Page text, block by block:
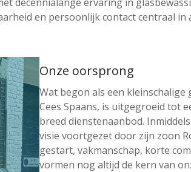
en persoonlijk contact centraal in
Onze oorsprong
Wat begon als een
Cees Spaans, is uitgegroeid tot
breed dienstenaanbod.
visie voortgezet door zijn zoon
gestart, vakmanschap, korte
vormen nog altijd de kern van